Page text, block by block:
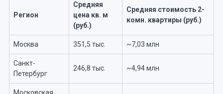
Регион
Средняя
цена кв. м
(руб.)
Средняя стоимость 2-
комн. квартиры (руб.)
Москва 351,5 тыс. ~7,03 млн
Санкт-
Петербург
246,8 тыс. ~4,94 млн